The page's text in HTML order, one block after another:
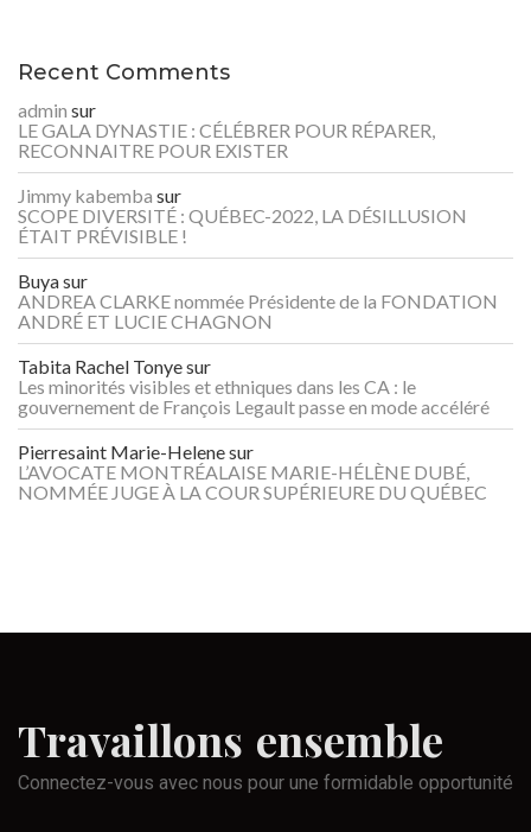
Recent Comments
admin sur
LE GALA DYNASTIE : CÉLÉBRER POUR RÉPARER,
RECONNAITRE POUR EXISTER
Jimmy kabemba sur
SCOPE DIVERSITÉ : QUÉBEC-2022, LA DÉSILLUSION
ÉTAIT PRÉVISIBLE !
Buyasur
ANDREA CLARKE nommée Présidente de la FONDATION
ANDRÉ ET LUCIE CHAGNON
Tabita Rachel Tonyesur
Les minorités visibles et ethniques dans les CA : le
gouvernement de François Legault passe en mode accéléré
Pierresaint Marie-Helenesur
L’AVOCATE MONTRÉALAISE MARIE-HÉLÈNE DUBÉ,
NOMMÉE JUGE À LA COUR SUPÉRIEURE DU QUÉBEC
Travaillons ensemble
Connectez-vous avec nous pour une formidable opportunité